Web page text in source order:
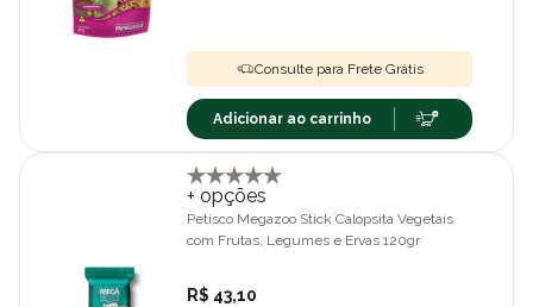
Consulte para Frete Grátis
Adicionar ao carrinho
+ opções
Petisco Megazoo Stick Calopsita Vegetais
com Frutas, Legumes e Ervas 120gr
R$ 43,10